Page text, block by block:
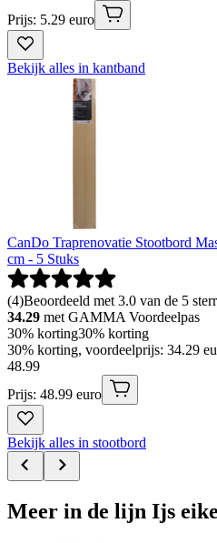
Prijs: 5.29 euro
Bekijk alles in kantband
CanDo Traprenovatie Stootbord
cm - 5 Stuks
(4)Beoordeeld met 3.0 van de 5
34.29 met GAMMA Voordeelpas
30% korting30% korting
30% korting, voordeelprijs: 34.29
48.99
Prijs: 48.99 euro
Bekijk alles in stootbord
Meer in de lijn Ijs